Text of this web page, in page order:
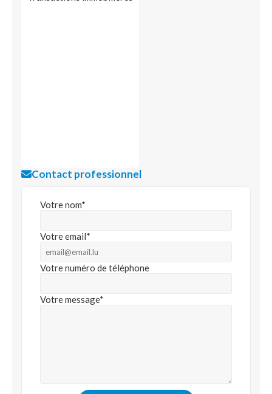
Contact professionnel
Votre nom*
Votre email*
Votre numéro de téléphone
Votre message*